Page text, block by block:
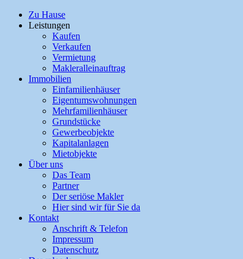
Zu Hause
Leistungen
Kaufen
Verkaufen
Vermietung
Makleralleinauftrag
Immobilien
Einfamilienhäuser
Eigentumswohnungen
Mehrfamilienhäuser
Grundstücke
Gewerbeobjekte
Kapitalanlagen
Mietobjekte
Über uns
Das Team
Partner
Der seriöse Makler
Hier sind wir für Sie da
Kontakt
Anschrift & Telefon
Impressum
Datenschutz